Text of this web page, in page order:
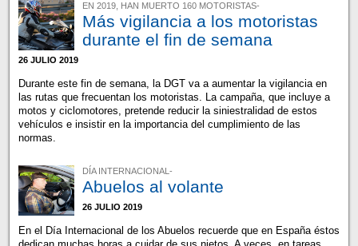
EN 2019, HAN MUERTO 160 MOTORISTAS-
Más vigilancia a los motoristas
durante el fin de semana
26 JULIO 2019
Durante este fin de semana, la DGT va a aumentar la vigilancia en
las rutas que frecuentan los motoristas. La campaña, que incluye a
motos y ciclomotores, pretende reducir la siniestralidad de estos
vehículos e insistir en la importancia del cumplimiento de las
normas.
DÍA INTERNACIONAL-
Abuelos al volante
26 JULIO 2019
En el Día Internacional de los Abuelos recuerde que en España éstos